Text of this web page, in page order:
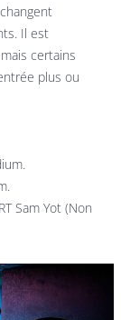
Il est
certains
plus ou
Sam Yot (Non